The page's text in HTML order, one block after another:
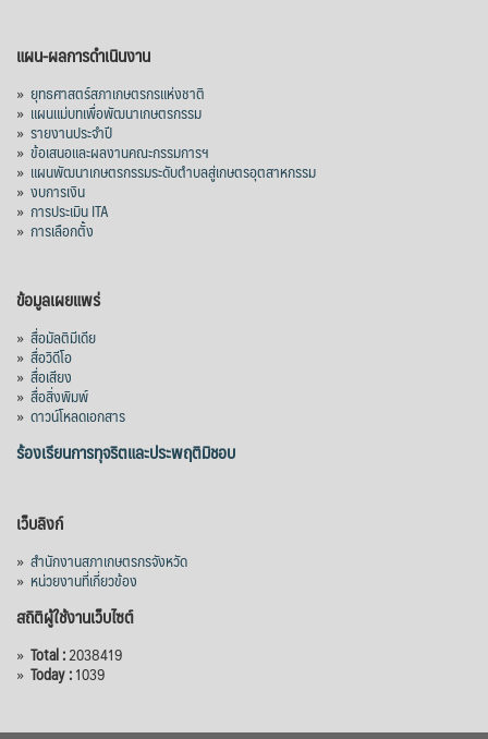
แผน-ผลการดำเนินงาน
» ยุทธศาสตร์สภาเกษตรกรแห่งชาติ
» แผนแม่บทเพื่อพัฒนาเกษตรกรรม
» รายงานประจำปี
» ข้อเสนอและผลงานคณะกรรมการฯ
» แผนพัฒนาเกษตรกรรมระดับตำบลสู่เกษตรอุตสาหกรรม
» งบการเงิน
» การประเมิน ITA
» การเลือกตั้ง
ข้อมูลเผยแพร่
» สื่อมัลติมีเดีย
» สื่อวิดีโอ
» สื่อเสียง
» สื่อสิ่งพิมพ์
» ดาวน์โหลดเอกสาร
ร้องเรียนการทุจริตและประพฤติมิชอบ
เว็บลิงก์
» สำนักงานสภาเกษตรกรจังหวัด
» หน่วยงานที่เกี่ยวข้อง
สถิติผู้ใช้งานเว็บไซต์
» Total :2038419
» Today :1039